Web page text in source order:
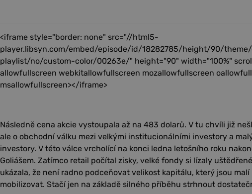
<iframe style="border: none" src="//html5-
player.libsyn.com/embed/episode/id/18282785/height/90/
playlist/no/custom-color/00263e/" height="90" width="100%"
allowfullscreen webkitallowfullscreen mozallowfullscreen
msallowfullscreen></iframe>
Následně cena akcie vystoupala až na 483 dolarů. V tu chvíli již
ale o obchodní válku mezi velkými institucionálními investory a
investory. V této válce vrcholící na konci ledna letošního roku
Goliášem. Zatímco retail počítal zisky, velké fondy si lízaly
ukázala, že není radno podceňovat velikost kapitálu, který jsou
mobilizovat. Stačí jen na základě silného příběhu strhnout